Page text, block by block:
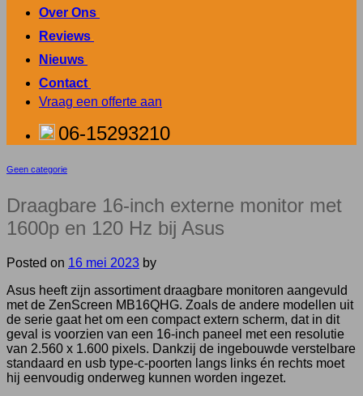
Over Ons
Reviews
Nieuws
Contact
Vraag een offerte aan
06-15293210
Geen categorie
Draagbare 16-inch externe monitor met
1600p en 120 Hz bij Asus
Posted on 16 mei 2023 by
Asus heeft zijn assortiment draagbare monitoren aangevuld
met de ZenScreen MB16QHG. Zoals de andere modellen uit
de serie gaat het om een compact extern scherm, dat in dit
geval is voorzien van een 16-inch paneel met een resolutie
van 2.560 x 1.600 pixels. Dankzij de ingebouwde verstelbare
standaard en usb type-c-poorten langs links én rechts moet
hij eenvoudig onderweg kunnen worden ingezet.